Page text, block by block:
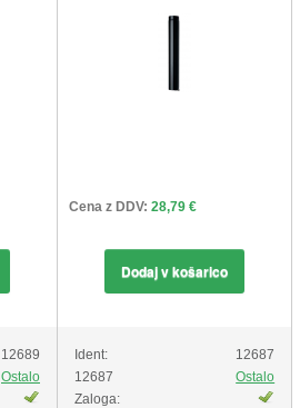
12689
Ostalo
Cena z DDV: 28,79 €
Dodaj v košarico
Ident:
12687
12687
Ostalo
Zaloga: